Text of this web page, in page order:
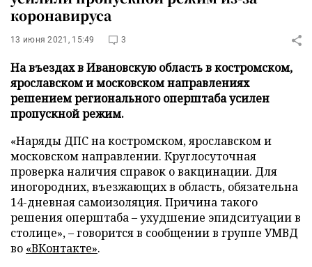
коронавируса
13 июня 2021, 15:49 3
На въездах в Ивановскую область в костромском,
ярославском и московском направлениях
решением регионального оперштаба усилен
пропускной режим.
«Наряды ДПС на костромском, ярославском и
московском направлении. Круглосуточная
проверка наличия справок о вакцинации. Для
иногородних, въезжающих в область, обязательна
14-дневная самоизоляция. Причина такого
решения оперштаба – ухудшение эпидситуации в
столице», – говорится в сообщении в группе УМВД
во «ВКонтакте».